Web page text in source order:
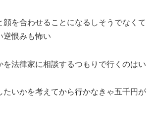
顔を合わせることになるしそうでなくて
逆恨みも怖い
を法律家に相談するつもりで行くのはい
たいかを考えてから行かなきゃ五千円が